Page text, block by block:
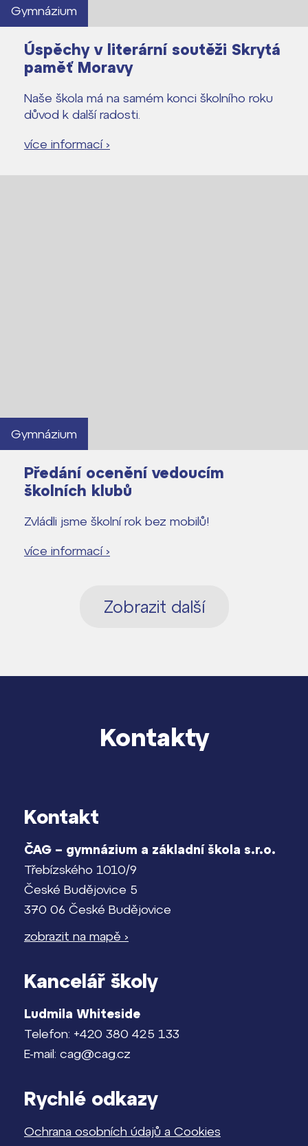
Gymnázium
Úspěchy v literární soutěži Skrytá
paměť Moravy
Naše škola má na samém konci školního roku
důvod k další radosti.
více informací ›
Gymnázium
Předání ocenění vedoucím
školních klubů
Zvládli jsme školní rok bez mobilů!
více informací ›
Zobrazit další
Kontakty
Kontakt
ČAG – gymnázium a základní škola s.r.o.
Třebízského 1010/9
České Budějovice 5
370 06 České Budějovice
zobrazit na mapě ›
Kancelář školy
Ludmila Whiteside
Telefon: +420 380 425 133
E-mail: cag@cag.cz
Rychlé odkazy
Ochrana osobních údajů a Cookies